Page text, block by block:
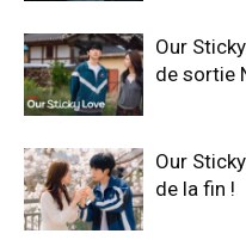
Our
de sortie
Our
de la fin !